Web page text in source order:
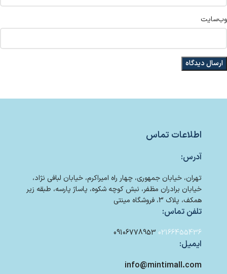
وب‌سایت
اطلاعات تماس
آدرس:
تهران، خیابان جمهوری، چهار راه امیراکرم، خیابان لبافی نژاد،
خیابان برادران مظفر، نبش کوچه شکوه، پاساژ پارسه، طبقه زیر
همکف، پلاک 3، فروشگاه مینتی
تلفن تماس:
02166455436
09106778953
ایمیل:
info@mintimall.com